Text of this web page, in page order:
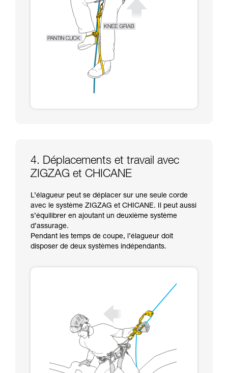
4. Déplacements et travail avec
ZIGZAG et CHICANE
L’élagueur peut se déplacer sur une seule corde
avec le système ZIGZAG et CHICANE. Il peut aussi
s’équilibrer en ajoutant un deuxième système
d’assurage.
Pendant les temps de coupe, l’élagueur doit
disposer de deux systèmes indépendants.